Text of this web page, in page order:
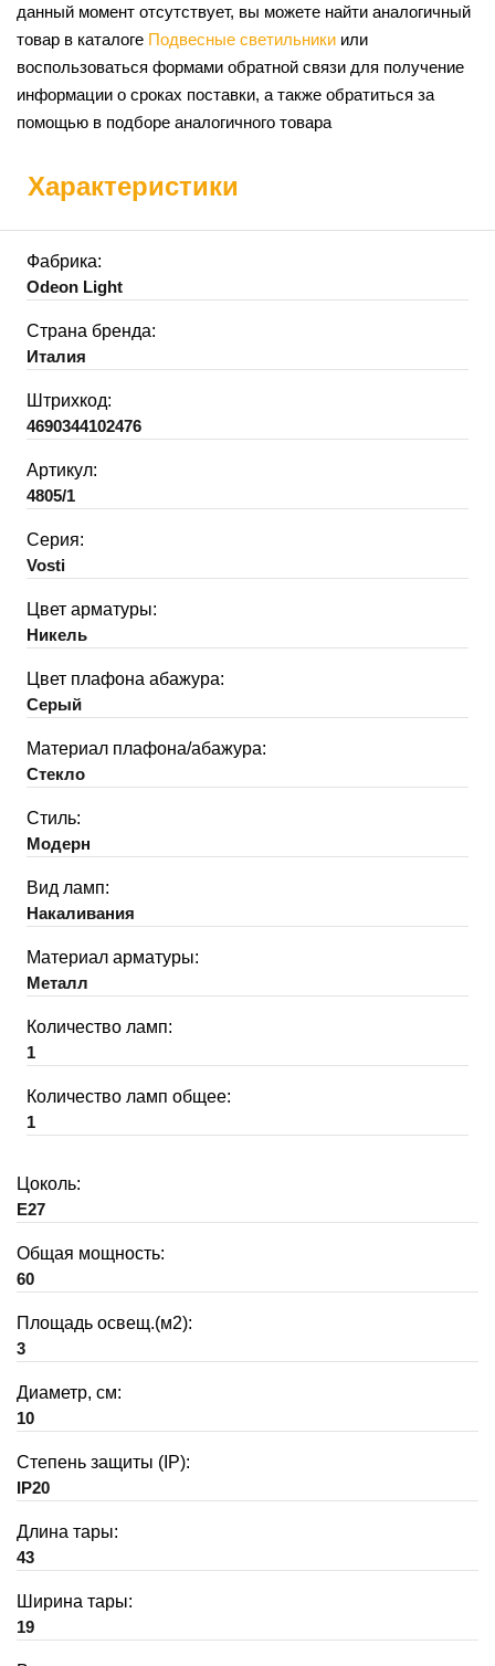
данный момент отсутствует, вы можете найти аналогичный
товар в каталоге Подвесные светильники или
воспользоваться формами обратной связи для получение
информации о сроках поставки, а также обратиться за
помощью в подборе аналогичного товара
Характеристики
Фабрика:
Odeon Light
Страна бренда:
Италия
Штрихкод:
4690344102476
Артикул:
4805/1
Серия:
Vosti
Цвет арматуры:
Никель
Цвет плафона абажура:
Серый
Материал плафона/абажура:
Стекло
Стиль:
Модерн
Вид ламп:
Накаливания
Материал арматуры:
Металл
Количество ламп:
1
Количество ламп общее:
1
Цоколь:
E27
Общая мощность:
60
Площадь освещ.(м2):
3
Диаметр, см:
10
Степень защиты (IP):
IP20
Длина тары:
43
Ширина тары:
19